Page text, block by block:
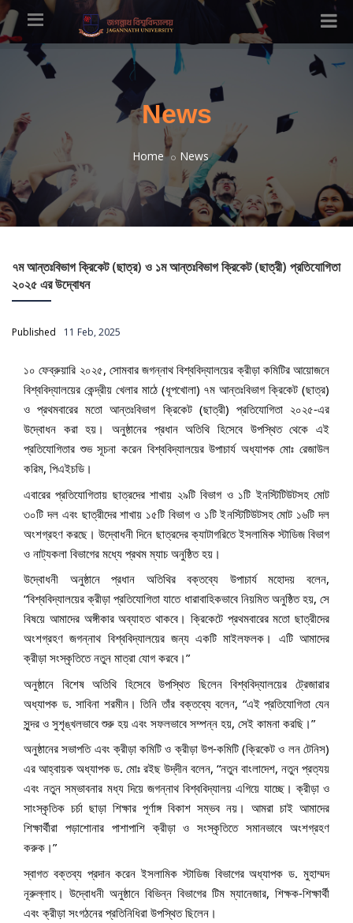
News
Home News
৭ম আন্তঃবিভাগ ক্রিকেট (ছাত্র) ও ১ম আন্তঃবিভাগ ক্রিকেট (ছাত্রী) প্রতিযোগিতা
২০২৫ এর উদ্বোধন
Published 11 Feb, 2025
১০ ফেব্রুয়ারি ২০২৫, সোমবার জগন্নাথ বিশ্ববিদ্যালয়ের ক্রীড়া কমিটির আয়োজনে
বিশ্ববিদ্যালয়ের কেন্দ্রীয় খেলার মাঠে (ধূপখোলা) ৭ম আন্তঃবিভাগ ক্রিকেট (ছাত্র)
ও প্রথমবারের মতো আন্তঃবিভাগ ক্রিকেট (ছাত্রী) প্রতিযোগিতা ২০২৫-এর
উদ্বোধন করা হয়। অনুষ্ঠানের প্রধান অতিথি হিসেবে উপস্থিত থেকে এই
প্রতিযোগিতার শুভ সূচনা করেন বিশ্ববিদ্যালয়ের উপাচার্য অধ্যাপক মোঃ রেজাউল
করিম, পিএইচডি।
এবারের প্রতিযোগিতায় ছাত্রদের শাখায় ২৯টি বিভাগ ও ১টি ইনস্টিটিউটসহ মোট
৩০টি দল এবং ছাত্রীদের শাখায় ১৫টি বিভাগ ও ১টি ইনস্টিটিউটসহ মোট ১৬টি দল
অংশগ্রহণ করছে। উদ্বোধনী দিনে ছাত্রদের ক্যাটাগরিতে ইসলামিক স্টাডিজ বিভাগ
ও নাট্যকলা বিভাগের মধ্যে প্রথম ম্যাচ অনুষ্ঠিত হয়।
উদ্বোধনী অনুষ্ঠানে প্রধান অতিথির বক্তব্যে উপাচার্য মহোদয় বলেন,
“বিশ্ববিদ্যালয়ের ক্রীড়া প্রতিযোগিতা যাতে ধারাবাহিকভাবে নিয়মিত অনুষ্ঠিত হয়, সে
বিষয়ে আমাদের অঙ্গীকার অব্যাহত থাকবে। ক্রিকেটে প্রথমবারের মতো ছাত্রীদের
অংশগ্রহণ জগন্নাথ বিশ্ববিদ্যালয়ের জন্য একটি মাইলফলক। এটি আমাদের
ক্রীড়া সংস্কৃতিতে নতুন মাত্রা যোগ করবে।”
অনুষ্ঠানে বিশেষ অতিথি হিসেবে উপস্থিত ছিলেন বিশ্ববিদ্যালয়ের ট্রেজারার
অধ্যাপক ড. সাবিনা শরমীন। তিনি তাঁর বক্তব্যে বলেন, “এই প্রতিযোগিতা যেন
সুন্দর ও সুশৃঙ্খলভাবে শুরু হয় এবং সফলভাবে সম্পন্ন হয়, সেই কামনা করছি।”
অনুষ্ঠানের সভাপতি এবং ক্রীড়া কমিটি ও ক্রীড়া উপ-কমিটি (ক্রিকেট ও লন টেনিস)
এর আহ্বায়ক অধ্যাপক ড. মোঃ রইছ উদ্‌দীন বলেন, “নতুন বাংলাদেশ, নতুন প্রত্যয়
এবং নতুন সম্ভাবনার মধ্য দিয়ে জগন্নাথ বিশ্ববিদ্যালয় এগিয়ে যাচ্ছে। ক্রীড়া ও
সাংস্কৃতিক চর্চা ছাড়া শিক্ষার পূর্ণাঙ্গ বিকাশ সম্ভব নয়। আমরা চাই আমাদের
শিক্ষার্থীরা পড়াশোনার পাশাপাশি ক্রীড়া ও সংস্কৃতিতে সমানভাবে অংশগ্রহণ
করুক।”
স্বাগত বক্তব্য প্রদান করেন ইসলামিক স্টাডিজ বিভাগের অধ্যাপক ড. মুহাম্মদ
নূরুল্লাহ। উদ্বোধনী অনুষ্ঠানে বিভিন্ন বিভাগের টিম ম্যানেজার, শিক্ষক-শিক্ষার্থী
এবং ক্রীড়া সংগঠনের প্রতিনিধিরা উপস্থিত ছিলেন।